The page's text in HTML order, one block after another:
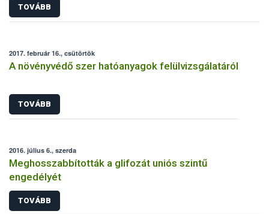
TOVÁBB
2017. február 16., csütörtök
A növényvédő szer hatóanyagok felülvizsgálatáról
TOVÁBB
2016. július 6., szerda
Meghosszabbították a glifozát uniós szintű
engedélyét
TOVÁBB